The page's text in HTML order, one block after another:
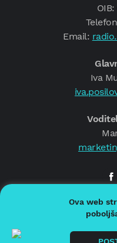
OIB:
Email:
Iva
©
Ova web